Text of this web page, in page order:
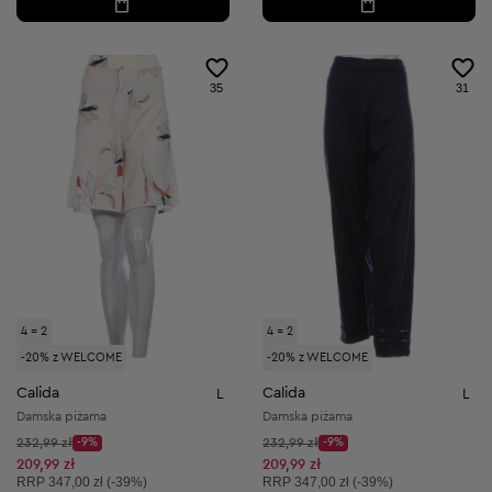
4 = 2
-20% z WELCOME
35
Calida
Damska piżama
Cena początkowa:
232,99 zł
Discount Price:
-9%
Obniżona cena:
209,99 zł
Cena sugerowana:
RRP 347,00 zł (-39%)
4 = 2
-20% z WELCOME
31
Calida
Damska piżama
Cena początkowa:
232,99 zł
Discount Price:
-9%
Obniżona cena:
209,99 zł
Cena sugerowana:
RRP 347,00 zł (-39%)